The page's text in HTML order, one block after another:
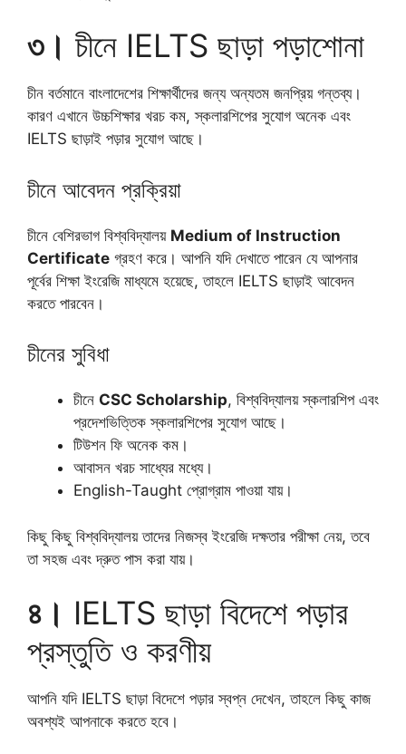
৩। চীনে IELTS ছাড়া পড়াশোনা
চীন বর্তমানে বাংলাদেশের শিক্ষার্থীদের জন্য অন্যতম জনপ্রিয় গন্তব্য।
কারণ এখানে উচ্চশিক্ষার খরচ কম, স্কলারশিপের সুযোগ অনেক এবং
IELTS ছাড়াই পড়ার সুযোগ আছে।
চীনে আবেদন প্রক্রিয়া
চীনে বেশিরভাগ বিশ্ববিদ্যালয় Medium of Instruction
Certificate গ্রহণ করে। আপনি যদি দেখাতে পারেন যে আপনার
পূর্বের শিক্ষা ইংরেজি মাধ্যমে হয়েছে, তাহলে IELTS ছাড়াই আবেদন
করতে পারবেন।
চীনের সুবিধা
চীনে CSC Scholarship, বিশ্ববিদ্যালয় স্কলারশিপ এবং
প্রদেশভিত্তিক স্কলারশিপের সুযোগ আছে।
টিউশন ফি অনেক কম।
আবাসন খরচ সাধ্যের মধ্যে।
English-Taught প্রোগ্রাম পাওয়া যায়।
কিছু কিছু বিশ্ববিদ্যালয় তাদের নিজস্ব ইংরেজি দক্ষতার পরীক্ষা নেয়, তবে
তা সহজ এবং দ্রুত পাস করা যায়।
৪। IELTS ছাড়া বিদেশে পড়ার
প্রস্তুতি ও করণীয়
আপনি যদি IELTS ছাড়া বিদেশে পড়ার স্বপ্ন দেখেন, তাহলে কিছু কাজ
অবশ্যই আপনাকে করতে হবে।